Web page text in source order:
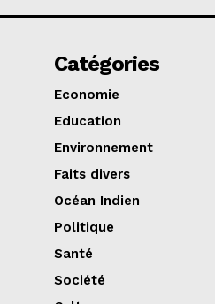
Catégories
Economie
Education
Environnement
Faits divers
Océan Indien
Politique
Santé
Société